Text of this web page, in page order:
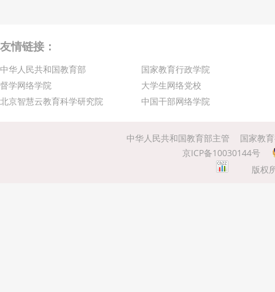
友情链接：
中华人民共和国教育部
国家教育行政学院
督学网络学院
大学生网络党校
北京智慧云教育科学研究院
中国干部网络学院
中华人民共和国教育部主管
国家教
京ICP备10030144号
版权